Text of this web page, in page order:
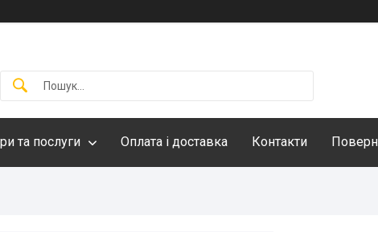
та послуги Оплата і доставка Контакти